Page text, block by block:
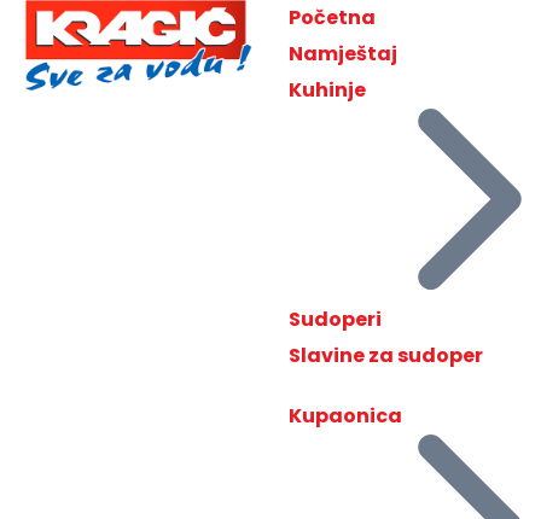
Početna
Namještaj
Kuhinje
Sudoperi
Slavine za sudoper
Kupaonica